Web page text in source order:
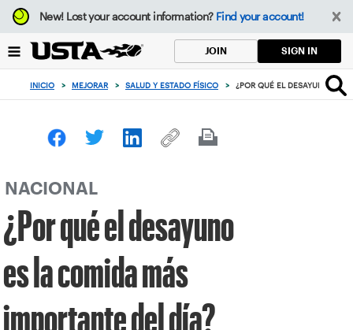
Enfoque
desde
botón
volver
principio
New!Lost your account information? Find your account!
JOIN SIGN IN
INICIO > MEJORAR > SALUD Y ESTADO FÍSICO > ¿POR QUÉ EL DESAYUNO ES
NACIONAL
¿Por qué el desayuno
es la comida más
importante del día?